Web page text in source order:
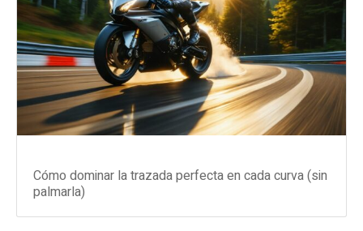
Cómo dominar la trazada perfecta en cada curva (sin
palmarla)